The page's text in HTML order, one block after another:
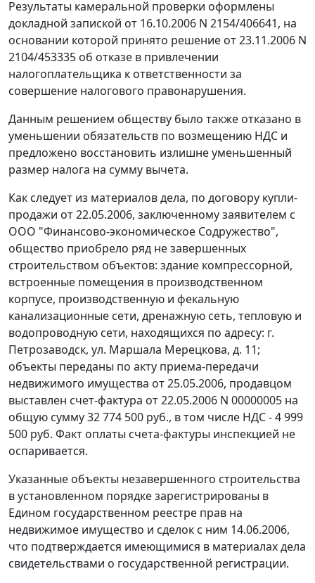
Результаты камеральной проверки оформлены
докладной запиской от 16.10.2006 N 2154/406641, на
основании которой принято решение от 23.11.2006 N
2104/453335 об отказе в привлечении
налогоплательщика к ответственности за
совершение налогового правонарушения.
Данным решением обществу было также отказано в
уменьшении обязательств по возмещению НДС и
предложено восстановить излишне уменьшенный
размер налога на сумму вычета.
Как следует из материалов дела, по договору купли-
продажи от 22.05.2006, заключенному заявителем с
ООО "Финансово-экономическое Содружество",
общество приобрело ряд не завершенных
строительством объектов: здание компрессорной,
встроенные помещения в производственном
корпусе, производственную и фекальную
канализационные сети, дренажную сеть, тепловую и
водопроводную сети, находящихся по адресу: г.
Петрозаводск, ул. Маршала Мерецкова, д. 11;
объекты переданы по акту приема-передачи
недвижимого имущества от 25.05.2006, продавцом
выставлен счет-фактура от 22.05.2006 N 00000005 на
общую сумму 32 774 500 руб., в том числе НДС - 4 999
500 руб. Факт оплаты счета-фактуры инспекцией не
оспаривается.
Указанные объекты незавершенного строительства
в установленном порядке зарегистрированы в
Едином государственном реестре прав на
недвижимое имущество и сделок с ним 14.06.2006,
что подтверждается имеющимися в материалах дела
свидетельствами о государственной регистрации.